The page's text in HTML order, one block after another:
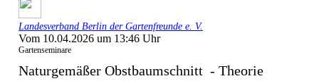
Landesverband Berlin der Gartenfreunde e. V.
Vom 10.04.2026 um 13:46 Uhr
Gartenseminare
Naturgemäßer Obstbaumschnitt - Theorie